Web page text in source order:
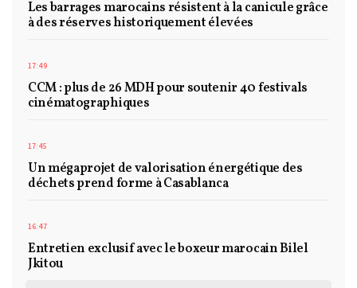
Les barrages marocains résistent à la canicule grâce
à des réserves historiquement élevées
17:49
CCM : plus de 26 MDH pour soutenir 40 festivals
cinématographiques
17:45
Un mégaprojet de valorisation énergétique des
déchets prend forme à Casablanca
16:47
Entretien exclusif avec le boxeur marocain Bilel
Jkitou